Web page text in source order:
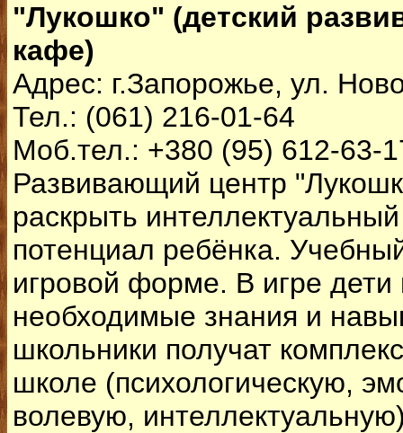
"Лукошко" (детский
кафе)
Адрес: г.Запорожье, ул.
Тел.: (061) 216-01-64
Моб.тел.: +380 (95) 612-63-
Развивающий центр
раскрыть
потенциал ребёнка.
игровой форме. В игре дети
необходимые знания и
школьники получат
школе (психологическую,
волевую,